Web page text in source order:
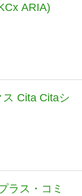
ARIA)
Cita Citaシ
ラス・コミ